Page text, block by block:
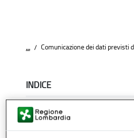
... /
INDICE
Condividi